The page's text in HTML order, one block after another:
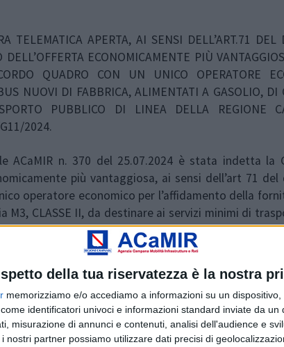
della tua riservatezza è la nostra
memorizziamo e/o accediamo a informazioni su un
identificatori univoci e informazioni standard inviate da un
misurazione di annunci e contenuti, analisi dell'audience e
nostri partner possiamo utilizzare dati precisi di
TELEMATICA APERTA, AI SENSI DELL’ART.71
ECONOMICAMENTE PIÙ
QUADRO CON UN UNICO OPERATORE
NUOVI DI FABBRICA, ALIMENTATI A GASOLIO, DI
PUBBLICO DI LINEA DELLA REGIONE
2024.
ACaMIR n. 370 del 25.07.2024 è stata indetta la
più vantaggiosa, ai sensi dell’art 71 del
operatore economico per l’affidamento della
CLASSE II, da destinare ai servizi minimi di
al seguente indirizzo: